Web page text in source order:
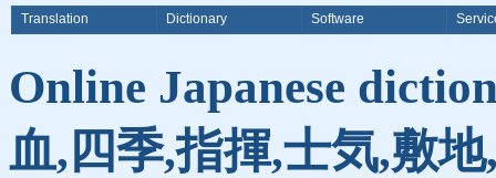
Translation Dictionary Software
Online Japanese
血,四季,指揮,士気,敷